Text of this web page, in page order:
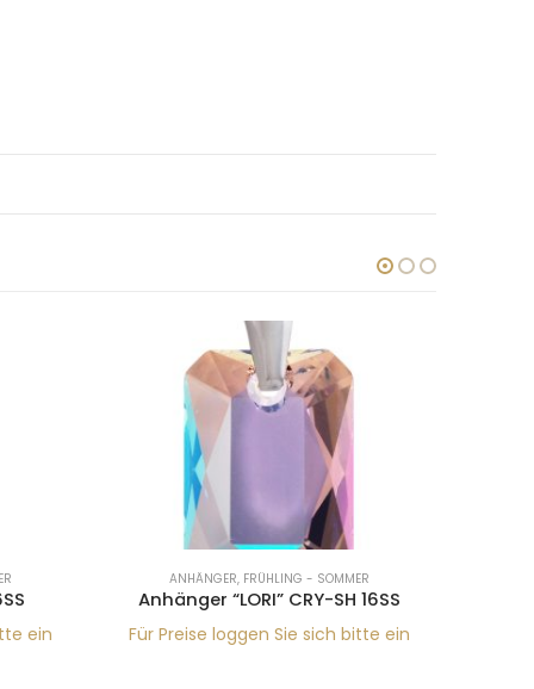
ein
ANHÄNGER, FRÜHLING - SOMMER
Anhänger “LORI” CRY-SH 16SS
Für Preise loggen Sie sich bitte ein